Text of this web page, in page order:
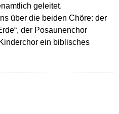
geleitet.
über die beiden Chöre: der
der Posaunenchor
ein biblisches